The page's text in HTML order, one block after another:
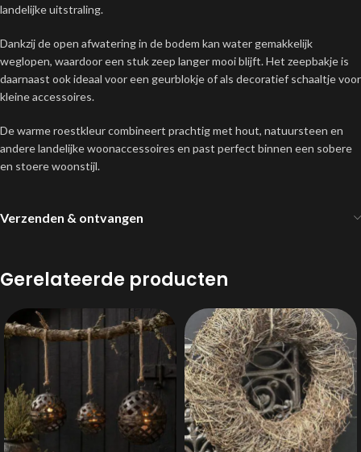
landelijke uitstraling.
Dankzij de open afwatering in de bodem kan water gemakkelijk
weglopen, waardoor een stuk zeep langer mooi blijft. Het zeepbakje is
daarnaast ook ideaal voor een geurblokje of als decoratief schaaltje voor
kleine accessoires.
De warme roestkleur combineert prachtig met hout, natuursteen en
andere landelijke woonaccessoires en past perfect binnen een sobere
en stoere woonstijl.
Verzenden & ontvangen
Gerelateerde producten